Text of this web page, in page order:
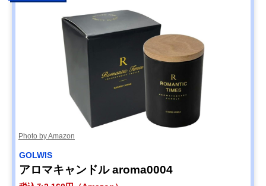
Photo by Amazon
GOLWIS
アロマキャンドル aroma0004